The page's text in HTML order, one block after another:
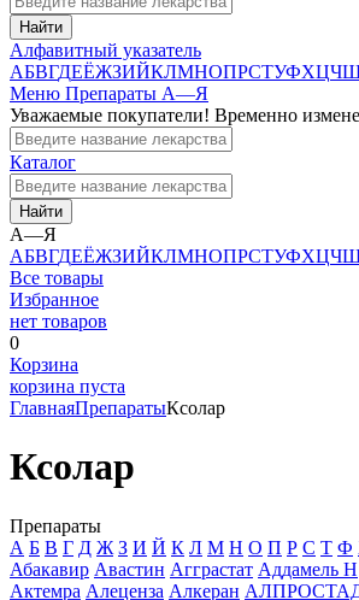
Найти
Алфавитный указатель
АБВГДЕЁЖЗИЙКЛМНОПРСТУФХЦЧ
Меню Препараты А—Я
Уважаемые покупатели! Временно
Каталог
Найти
А—Я
АБВГДЕЁЖЗИЙКЛМНОПРСТУФХЦЧ
Все товары
Избранное
нет товаров
0
Корзина
корзина пуста
ГлавнаяПрепаратыКсолар
Ксолар
Препараты
А Б В Г Д Ж З И Й К Л М Н О П Р С Т Ф
Абакавир Авастин Агграстат Аддамель Н
Актемра Алеценза Алкеран